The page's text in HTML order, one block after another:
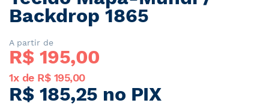
o
início
Galeria
de
imagens
Backdrop 1865
A partir de
R$ 195,00
1x de R$ 195,00
R$ 185,25 no PIX